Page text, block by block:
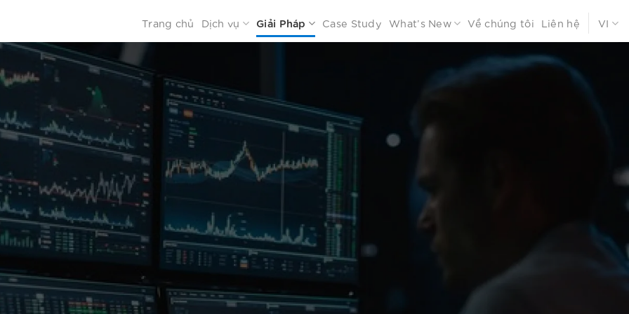
Trang chủ Dịch vụ Giải Pháp Case Study What’s New Về chúng tôi Liên hệ VI